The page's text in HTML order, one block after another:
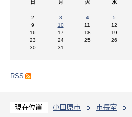
現在位置 小田原市 市長室
日 月 火 水
2
3 4 5
9
10 11 12
16
17 18 19
23
24 25 26
30
31
RSS